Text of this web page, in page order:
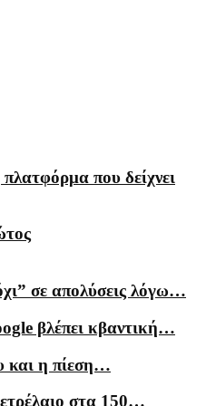
που δείχνει
σε απολύσεις λόγω…
βλέπει κβαντική…
και η πίεση…
στα 150…